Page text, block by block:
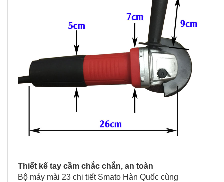
Thiết kế tay cầm chắc chắn, an toàn
Bộ máy mài 23 chi tiết Smato Hàn Quốc cùng